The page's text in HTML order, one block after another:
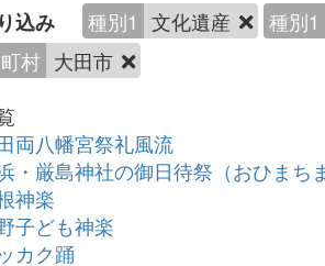
込み 種別1 文化遺産
種別1
村 大田市
両八幡宮祭礼風流
・厳島神社の御日待祭（おひまち
神楽
子ども神楽
カク踊